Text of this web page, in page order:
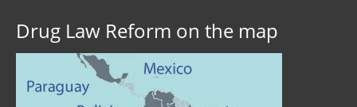
Drug Law Reform on the map